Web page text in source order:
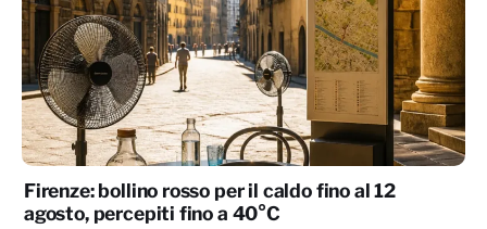
Firenze: bollino rosso per il caldo fino al 12
agosto, percepiti fino a 40°C